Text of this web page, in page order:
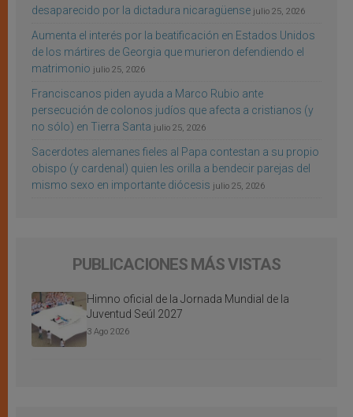
desaparecido por la dictadura nicaragüense julio 25, 2026
Aumenta el interés por la beatificación en Estados Unidos
de los mártires de Georgia que murieron defendiendo el
matrimonio julio 25, 2026
Franciscanos piden ayuda a Marco Rubio ante
persecución de colonos judíos que afecta a cristianos (y
no sólo) en Tierra Santa julio 25, 2026
Sacerdotes alemanes fieles al Papa contestan a su propio
obispo (y cardenal) quien les orilla a bendecir parejas del
mismo sexo en importante diócesis julio 25, 2026
PUBLICACIONES MÁS VISTAS
Himno oficial de la Jornada Mundial de la
Juventud Seúl 2027
3 Ago 2026